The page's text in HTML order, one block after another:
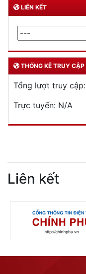
LIÊN KẾT
THỐNG KÊ TRUY CẬP
Tổng lượt truy cập:
Trực tuyến: N/A
Liên kết